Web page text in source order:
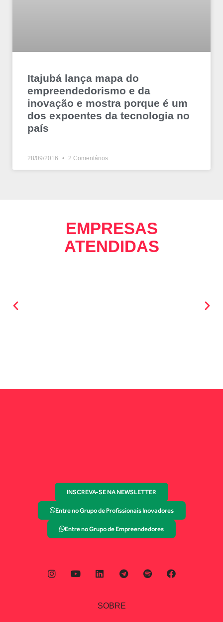
Itajubá lança mapa do
empreendedorismo e da
inovação e mostra porque é um
dos expoentes da tecnologia no
país
28/09/2016 2 Comentários
EMPRESAS
ATENDIDAS
INSCREVA-SE NA NEWSLETTER
Entre no Grupo de Profissionais Inovadores
Entre no Grupo de Empreendedores
SOBRE